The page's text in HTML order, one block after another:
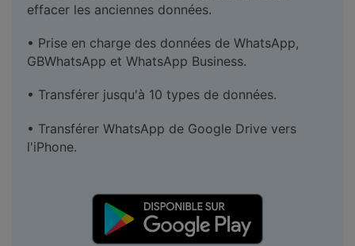
effacer les anciennes données.
• Prise en charge des données de WhatsApp,
GBWhatsApp et WhatsApp Business.
• Transférer jusqu'à 10 types de données.
• Transférer WhatsApp de Google Drive vers
l'iPhone.